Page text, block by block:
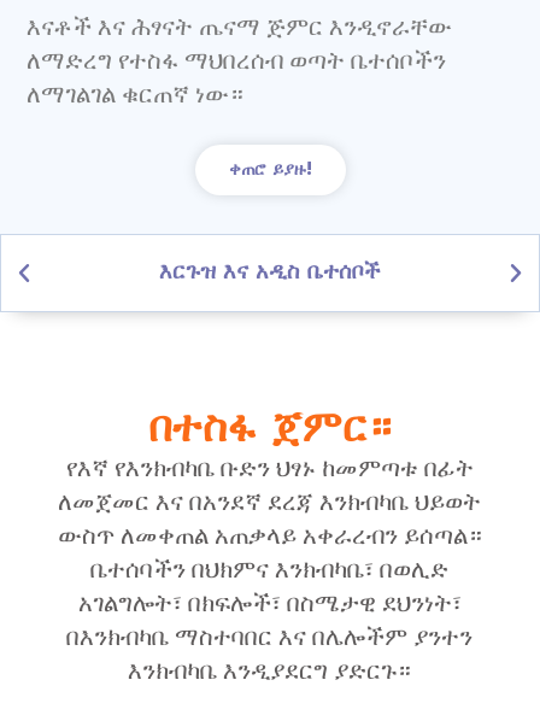
እናቶች እና ሕፃናት ጤናማ ጅምር እንዲኖራቸው
ለማድረግ የተስፋ ማህበረሰብ ወጣት ቤተሰቦችን
ለማገልገል ቁርጠኛ ነው።
ቀጠሮ ይያዙ!
እርጉዝ እና አዲስ ቤተሰቦች
በተስፋ ጀምር።
የእኛ የእንክብካቤ ቡድን ህፃኑ ከመምጣቱ በፊት
ለመጀመር እና በአንደኛ ደረጃ እንክብካቤ ህይወት
ውስጥ ለመቀጠል አጠቃላይ አቀራረብን ይሰጣል።
ቤተሰባችን በህክምና እንክብካቤ፣ በወሊድ
አገልግሎት፣ በክፍሎች፣ በስሜታዊ ደህንነት፣
በእንክብካቤ ማስተባበር እና በሌሎችም ያንተን
እንክብካቤ እንዲያደርግ ያድርጉ።